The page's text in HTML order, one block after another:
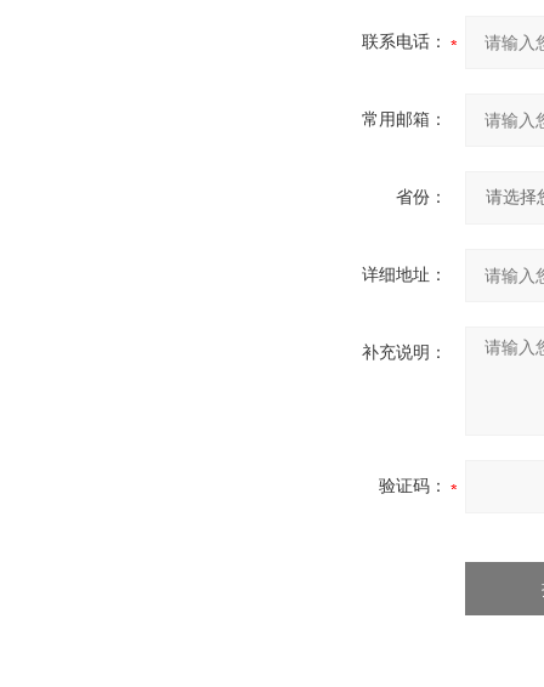
联系电话：
常用邮箱：
省份：
详细地址：
补充说明：
验证码：